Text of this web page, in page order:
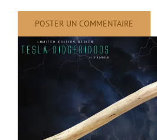
l'image
agrandie